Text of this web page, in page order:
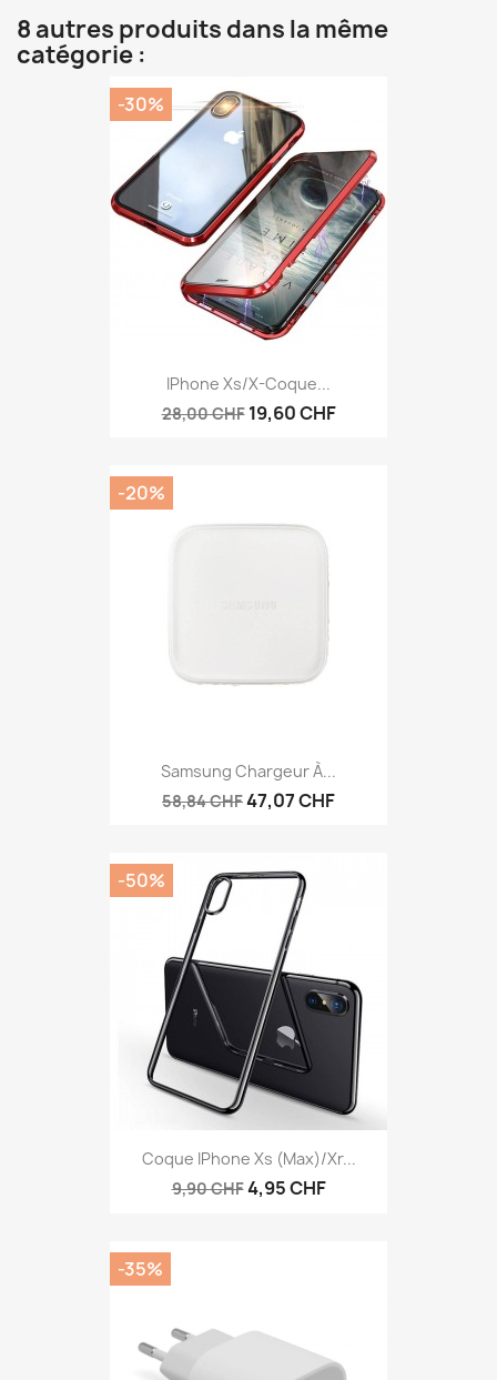
8 autres produits dans la même
catégorie :
IPhone Xs/X-Coque...
28,00 CHF 19,60 CHF
-30%
Samsung Chargeur À...
58,84 CHF47,07 CHF
-20%
Coque IPhone Xs (max)/Xr...
9,90 CHF4,95 CHF
-50%
-35%